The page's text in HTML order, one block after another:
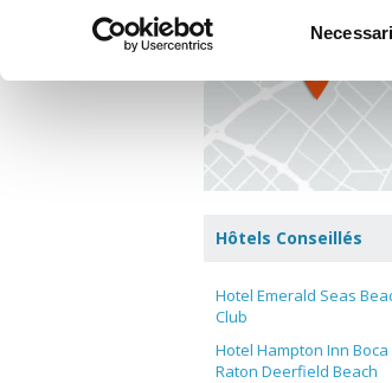
del
Hôtels Conseillés
Hotel Emerald Seas
Club
Hotel Hampton Inn Boca
Raton Deerfield Beach